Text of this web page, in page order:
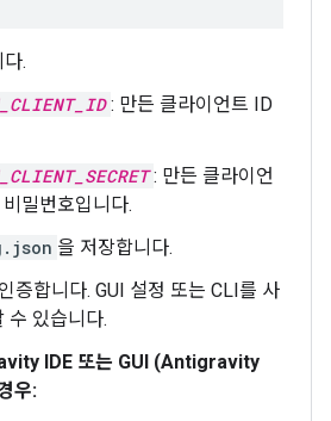
.
: 만든 클라이언트 ID
: 만든 클라이언
밀번호입니다.
을 저장합니다.
증합니다. GUI 설정 또는 CLI를 사
수 있습니다.
IDE 또는 GUI (Antigravity
우: